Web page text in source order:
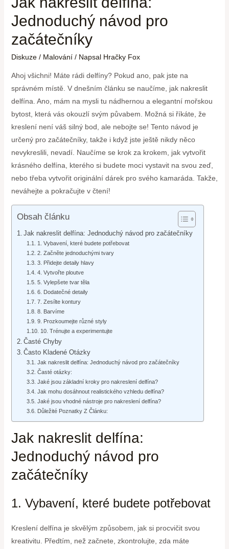
Jednoduchý návod pro
začátečníky
Diskuze / Malování/ Napsal Hračky Fox
Ahoj všichni! Máte rádi delfíny? Pokud ano, pak jste na
správném místě. V dnešním článku se naučíme, jak nakreslit
delfína. Ano, mám na mysli tu nádhernou a elegantní mořskou
bytost, která vás okouzlí svým půvabem. Možná si říkáte, že
kreslení není váš silný bod, ale nebojte se! Tento návod je
určený pro začátečníky, takže i když jste ještě nikdy něco
nevykreslili, nevadí. Naučíme se krok za krokem, jak vytvořit
krásného delfína, kterého si budete moci vystavit na svou zeď,
nebo třeba vytvořit originální dárek pro svého kamaráda. Takže,
neváhejte a pokračujte v čtení!
Obsah článku
Jak nakreslit delfína: Jednoduchý návod pro začátečníky
1. Vybavení, které budete potřebovat
2. Začněte jednoduchými tvary
3. Přidejte detaily hlavy
4. Vytvořte ploutve
5. Vylepšete tvar těla
6. Dodatečné detaily
7. Zesílte kontury
8. Barvíme
9. Prozkoumejte různé styly
10. Trénujte a experimentujte
Časté Chyby
Často Kladené Otázky
Jak nakreslit delfína: Jednoduchý návod pro začátečníky
Časté otázky:
Jaké jsou základní kroky pro nakreslení delfína?
Jak mohu dosáhnout realistického vzhledu delfína?
Jaké jsou vhodné nástroje pro nakreslení delfína?
Důležité Poznatky Z Článku:
Jak nakreslit delfína:
Jednoduchý návod pro
začátečníky
1. Vybavení, které budete potřebovat
Kreslení delfína je skvělým způsobem, jak si procvičit svou
kreativitu. Předtím, než začnete, zkontrolujte, zda máte